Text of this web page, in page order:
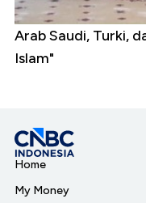
Arab Saudi, Turki,
Islam"
Home
My Money